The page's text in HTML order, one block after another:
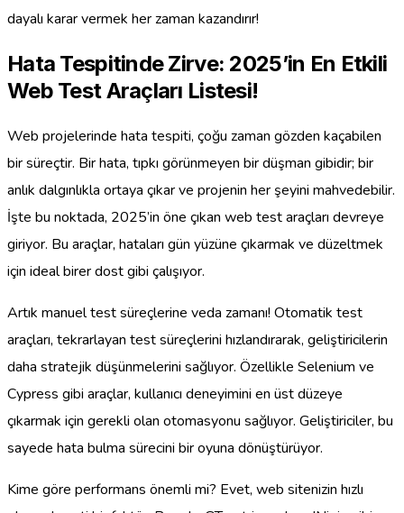
dayalı karar vermek her zaman kazandırır!
Hata Tespitinde Zirve: 2025’in En Etkili
Web Test Araçları Listesi!
Web projelerinde hata tespiti, çoğu zaman gözden kaçabilen
bir süreçtir. Bir hata, tıpkı görünmeyen bir düşman gibidir; bir
anlık dalgınlıkla ortaya çıkar ve projenin her şeyini mahvedebilir.
İşte bu noktada, 2025’in öne çıkan web test araçları devreye
giriyor. Bu araçlar, hataları gün yüzüne çıkarmak ve düzeltmek
için ideal birer dost gibi çalışıyor.
Artık manuel test süreçlerine veda zamanı! Otomatik test
araçları, tekrarlayan test süreçlerini hızlandırarak, geliştiricilerin
daha stratejik düşünmelerini sağlıyor. Özellikle Selenium ve
Cypress gibi araçlar, kullanıcı deneyimini en üst düzeye
çıkarmak için gerekli olan otomasyonu sağlıyor. Geliştiriciler, bu
sayede hata bulma sürecini bir oyuna dönüştürüyor.
Kime göre performans önemli mi? Evet, web sitenizin hızlı